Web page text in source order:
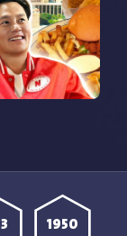
مترجمة
1950